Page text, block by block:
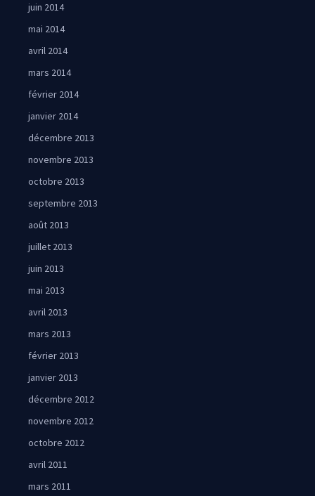
juin 2014
mai 2014
avril 2014
mars 2014
février 2014
janvier 2014
décembre 2013
novembre 2013
octobre 2013
septembre 2013
août 2013
juillet 2013
juin 2013
mai 2013
avril 2013
mars 2013
février 2013
janvier 2013
décembre 2012
novembre 2012
octobre 2012
avril 2011
mars 2011